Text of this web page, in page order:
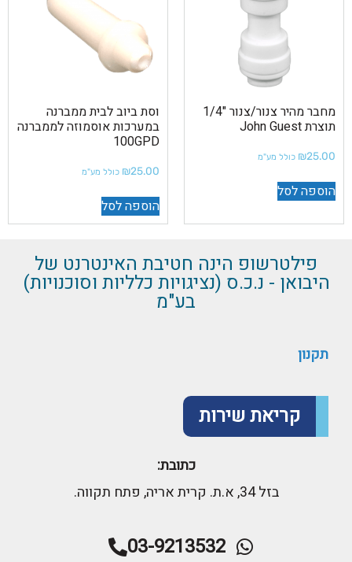
מחבר מהיר צנור/צנור "1/4
תוצרת John Guest
₪25.00 כולל מע"מ
הוספה לסל
וסת ביוב לבית ממברנה
במערכות אוסמוזה לממברנה
100GPD
₪25.00 כולל מע"מ
הוספה לסל
פילטרשופ הינה חטיבת האינטרנט של
היבואן - נ.כ.ס (נציגויות כלליות וסוכנויות)
בע"מ
תקנון
קריאת שירות
כתובת:
בזל 34, א.ת. קרית אריה, פתח תקווה.
03-9213532